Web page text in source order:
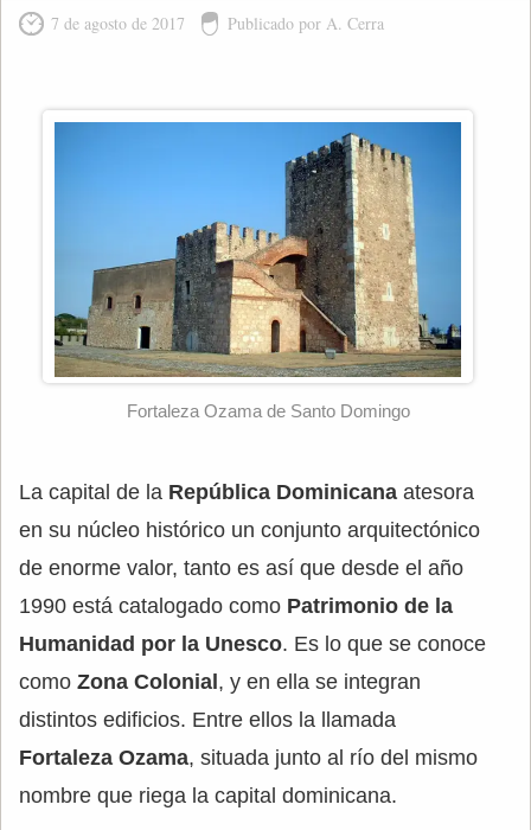
7 de agosto de 2017 Publicado por A. Cerra
Fortaleza Ozama de Santo Domingo
La capital de la República Dominicana atesora
en su núcleo histórico un conjunto arquitectónico
de enorme valor, tanto es así que desde el año
1990 está catalogado como Patrimonio de la
Humanidad por la Unesco. Es lo que se conoce
como Zona Colonial, y en ella se integran
distintos edificios. Entre ellos la llamada
Fortaleza Ozama, situada junto al río del mismo
nombre que riega la capital dominicana.